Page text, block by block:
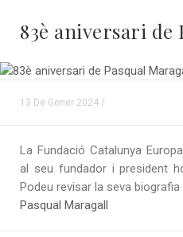
83è aniversari de
13 De Gener 2024 /
La Fundació Catalunya
al seu fundador i president
Podeu revisar la seva
Pasqual Maragall